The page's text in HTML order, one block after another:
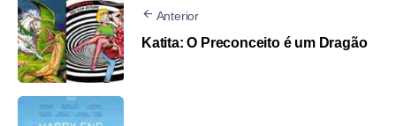
Anterior
Katita: O Preconceito é um Dragão